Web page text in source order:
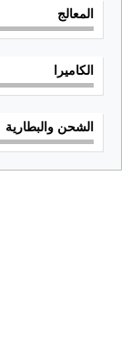
المعالج
الكاميرا
الشحن والبطارية